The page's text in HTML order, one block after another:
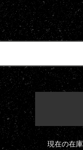
現在の在